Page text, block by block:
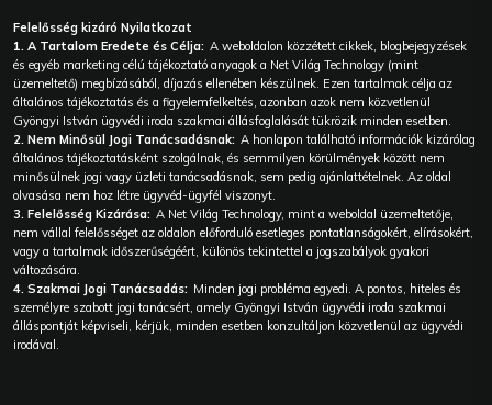
Felelősség kizáró Nyilatkozat
1. A Tartalom Eredete és Célja: A weboldalon közzétett cikkek, blogbejegyzések
és egyéb marketing célú tájékoztató anyagok a Net Világ Technology (mint
üzemeltető) megbízásából, díjazás ellenében készülnek. Ezen tartalmak célja az
általános tájékoztatás és a figyelemfelkeltés, azonban azok nem közvetlenül
Gyöngyi István ügyvédi iroda szakmai állásfoglalását tükrözik minden esetben.
2. Nem Minősül Jogi Tanácsadásnak: A honlapon található információk kizárólag
általános tájékoztatásként szolgálnak, és semmilyen körülmények között nem
minősülnek jogi vagy üzleti tanácsadásnak, sem pedig ajánlattételnek. Az oldal
olvasása nem hoz létre ügyvéd-ügyfél viszonyt.
3. Felelősség Kizárása: A Net Világ Technology, mint a weboldal üzemeltetője,
nem vállal felelősséget az oldalon előforduló esetleges pontatlanságokért, elírásokért,
vagy a tartalmak időszerűségéért, különös tekintettel a jogszabályok gyakori
változására.
4. Szakmai Jogi Tanácsadás: Minden jogi probléma egyedi. A pontos, hiteles és
személyre szabott jogi tanácsért, amely Gyöngyi István ügyvédi iroda szakmai
álláspontját képviseli, kérjük, minden esetben konzultáljon közvetlenül az ügyvédi
irodával.